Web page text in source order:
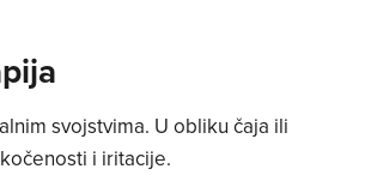
svojstvima. U obliku čaja ili
i iritacije.